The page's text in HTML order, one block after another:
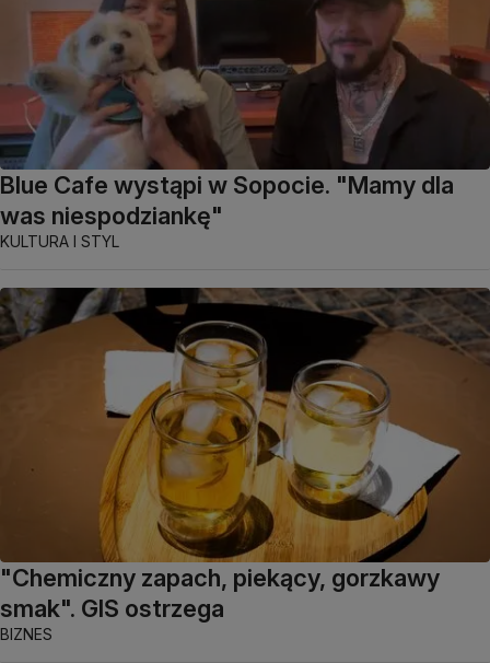
Blue Cafe wystąpi w Sopocie. "Mamy dla
was niespodziankę"
KULTURA I STYL
"Chemiczny zapach, piekący, gorzkawy
smak". GIS ostrzega
BIZNES